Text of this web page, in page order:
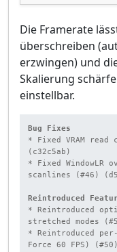
Die Framerate
überschreiben
erzwingen) und
Skalierung
einstellbar.
Bug Fixes
* Fixed VRAM
(c32c5ab)
* Fixed WindowLR
scanlines (#46)
Reintroduced
* Reintroduced
stretched modes
* Reintroduced
Force 60 FPS)